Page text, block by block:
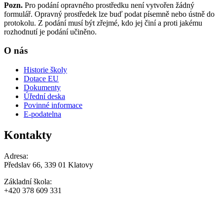
Pozn. Pro podání opravného prostředku není vytvořen žádný
formulář. Opravný prostředek lze buď podat písemně nebo ústně do
protokolu. Z podání musí být zřejmé, kdo jej činí a proti jakému
rozhodnutí je podání učiněno.
O nás
Historie školy
Dotace EU
Dokumenty
Úřední deska
Povinné informace
E-podatelna
Kontakty
Adresa:
Předslav 66, 339 01 Klatovy
Základní škola:
+420 378 609 331